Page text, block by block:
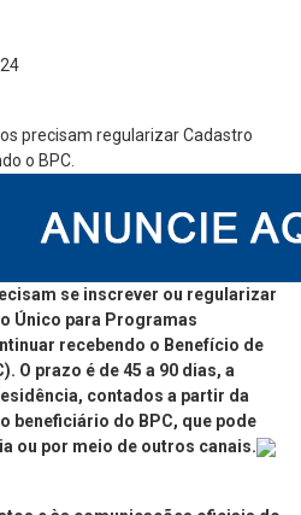
se inscrever ou regularizar
Único para Programas
recebendo o Benefício de
O prazo é de 45 a 90 dias, a
contados a partir da
beneficiário do BPC, que pode
ou por meio de outros canais.